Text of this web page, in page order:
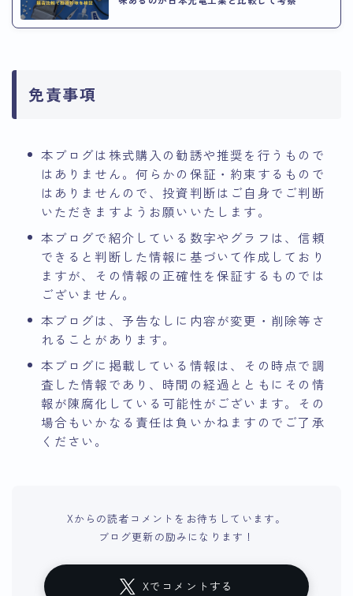
免責事項
本ブログは株式購入の勧誘や推奨を行うもので
はありません。何らかの保証・約束するもので
はありませんので、投資判断はご自身でご判断
いただきますようお願いいたします。
本ブログで紹介している数字やグラフは、信頼
できると判断した情報に基づいて作成しており
ますが、その情報の正確性を保証するものでは
ございません。
本ブログは、予告なしに内容が変更・削除等さ
れることがあります。
本ブログに掲載している情報は、その時点で調
査した情報であり、時間の経過とともにその情
報が陳腐化している可能性がございます。その
場合もいかなる責任は負いかねますのでご了承
ください。
Xからの読者コメントをお待ちしています。
ブログ更新の励みになります！
Xでコメントする